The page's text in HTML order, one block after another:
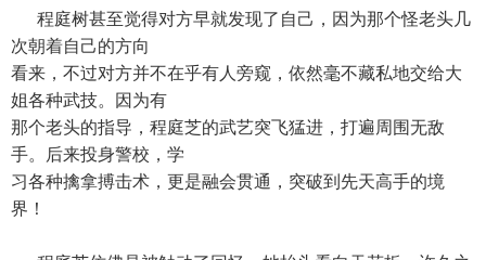
程庭树甚至觉得对方早就发现了自己，因为那个怪老头几
次朝着自己的方向
看来，不过对方并不在乎有人旁窥，依然毫不藏私地交给大
姐各种武技。因为有
那个老头的指导，程庭芝的武艺突飞猛进，打遍周围无敌
手。后来投身警校，学
习各种擒拿搏击术，更是融会贯通，突破到先天高手的境
界！